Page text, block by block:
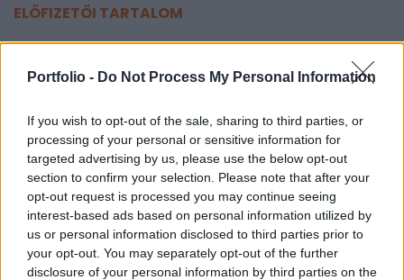
Portfolio - Do Not Process My Personal Information
If you wish to opt-out of the sale, sharing to third parties, or
processing of your personal or sensitive information for
targeted advertising by us, please use the below opt-out
section to confirm your selection. Please note that after your
opt-out request is processed you may continue seeing
interest-based ads based on personal information utilized by
us or personal information disclosed to third parties prior to
your opt-out. You may separately opt-out of the further
disclosure of your personal information by third parties on the
ELŐFIZETŐI TARTALOM
már a repülőtér
MTI
2019. június 20. 09:09
A Budapesten működő, kizárólag elektromos
autókból álló flottával rendelkező GreenGo
autómegosztó járműveivel is elérhető már a Liszt
Ferenc Repülőtér is elérhető.